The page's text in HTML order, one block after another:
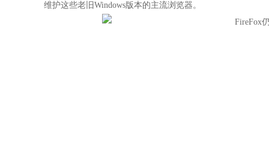
维护这些老旧Windows版本的主流浏览器。